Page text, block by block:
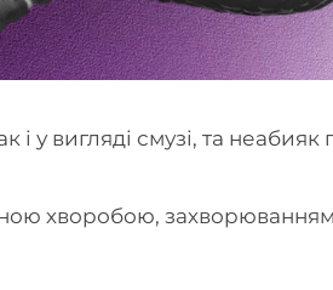
і у вигляді смузі, та
хворобою,